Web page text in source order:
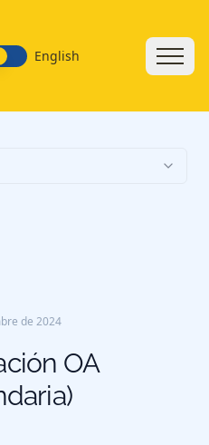
English
de 2024
OA